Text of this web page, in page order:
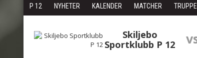
P 12 NYHETER KALENDER MATCHER
Skiljebo
Sportklubb P 12